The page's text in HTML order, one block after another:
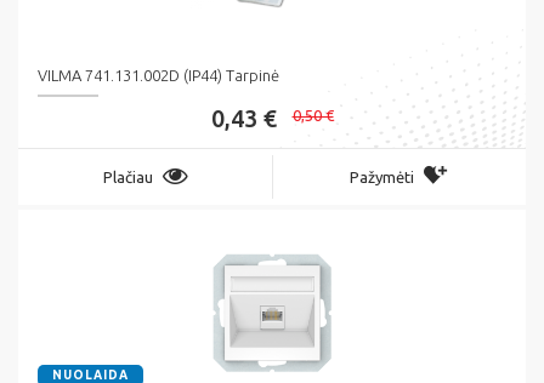
VILMA 741.131.002D (IP44) Tarpinė
0,43 € 0,50 €
Plačiau Pažymėti
NUOLAIDA